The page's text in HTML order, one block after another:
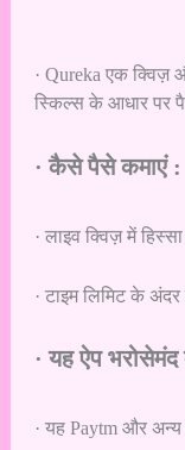
· Qureka एक क्विज़
स्किल्स के आधार पर
· कैसे पैसे कमाएं :
· लाइव क्विज़ में
· टाइम लिमिट के
· यह ऐप भरोसेमंद
· यह Paytm और अन्य